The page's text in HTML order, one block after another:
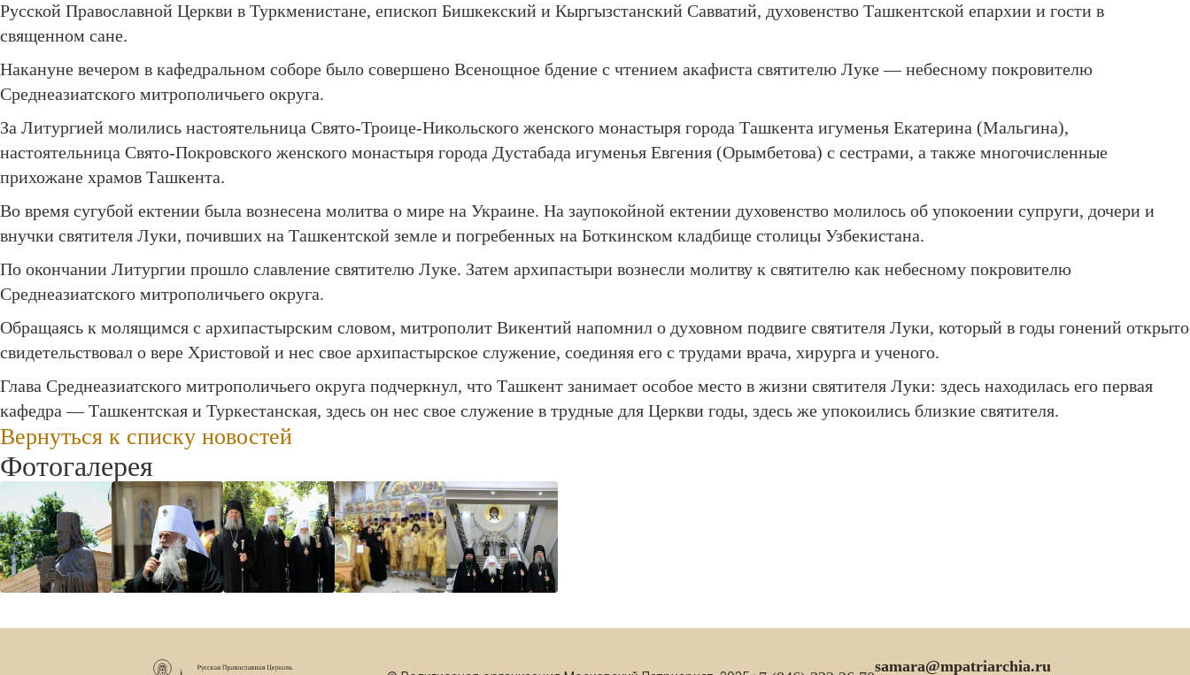
Русской Православной Церкви в Туркменистане, епископ Бишкекский и Кыргызстанский Савватий, духовенство Ташкентской епархии и гости в
священном сане.
Накануне вечером в кафедральном соборе было совершено Всенощное бдение с чтением акафиста святителю Луке — небесному покровителю
Среднеазиатского митрополичьего округа.
За Литургией молились настоятельница Свято-Троице-Никольского женского монастыря города Ташкента игуменья Екатерина (Мальгина),
настоятельница Свято-Покровского женского монастыря города Дустабада игуменья Евгения (Орымбетова) с сестрами, а также многочисленные
прихожане храмов Ташкента.
Во время сугубой ектении была вознесена молитва о мире на Украине. На заупокойной ектении духовенство молилось об упокоении супруги, дочери и
внучки святителя Луки, почивших на Ташкентской земле и погребенных на Боткинском кладбище столицы Узбекистана.
По окончании Литургии прошло славление святителю Луке. Затем архипастыри вознесли молитву к святителю как небесному покровителю
Среднеазиатского митрополичьего округа.
Обращаясь к молящимся с архипастырским словом, митрополит Викентий напомнил о духовном подвиге святителя Луки, который в годы гонений открыто
свидетельствовал о вере Христовой и нес свое архипастырское служение, соединяя его с трудами врача, хирурга и ученого.
Глава Среднеазиатского митрополичьего округа подчеркнул, что Ташкент занимает особое место в жизни святителя Луки: здесь находилась его первая
кафедра — Ташкентская и Туркестанская, здесь он нес свое служение в трудные для Церкви годы, здесь же упокоились близкие святителя.
Вернуться к списку новостей
Фотогалерея
samara@mpatriarchia.ru